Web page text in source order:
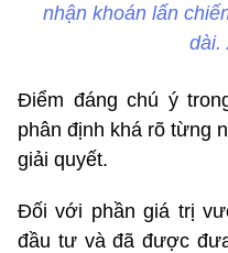
nhận khoán lấn
dài.
Điểm đáng chú ý
phân định khá rõ từng
giải quyết.
Đối với phần giá trị
đầu tư và đã được